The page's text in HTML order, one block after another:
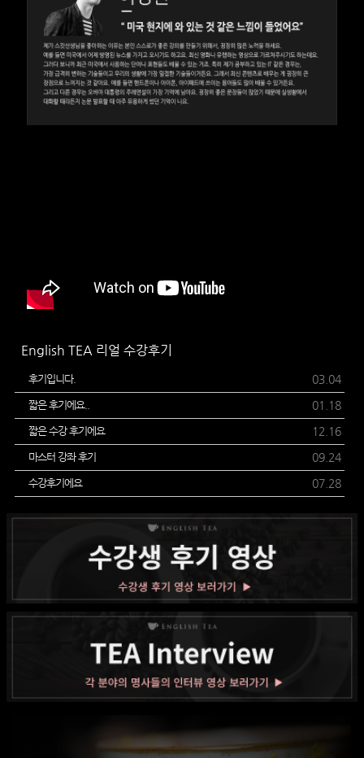
English TEA 리얼 수강후기
후기입니다. 03.04
짧은 후기에요.. 01.18
짧은 수강 후기에요 12.16
마스터 강좌 후기 09.24
수강후기에요 07.28